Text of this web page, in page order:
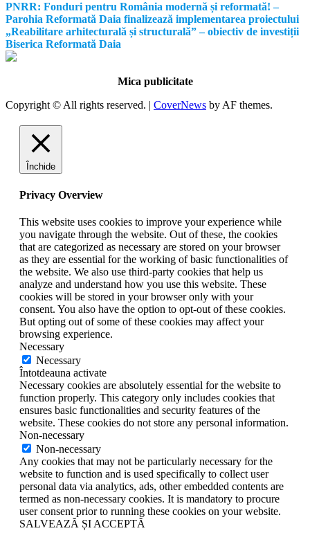
PNRR: Fonduri pentru România modernă și reformată! –
Parohia Reformată Daia finalizează implementarea proiectului
„Reabilitare arhitecturală și structurală” – obiectiv de investiții
Biserica Reformată Daia
Mica publicitate
Copyright © All rights reserved. | CoverNews by AF themes.
Închide
Privacy Overview
This website uses cookies to improve your experience while
you navigate through the website. Out of these, the cookies
that are categorized as necessary are stored on your browser
as they are essential for the working of basic functionalities of
the website. We also use third-party cookies that help us
analyze and understand how you use this website. These
cookies will be stored in your browser only with your
consent. You also have the option to opt-out of these cookies.
But opting out of some of these cookies may affect your
browsing experience.
Necessary
Necessary
Întotdeauna activate
Necessary cookies are absolutely essential for the website to
function properly. This category only includes cookies that
ensures basic functionalities and security features of the
website. These cookies do not store any personal information.
Non-necessary
Non-necessary
Any cookies that may not be particularly necessary for the
website to function and is used specifically to collect user
personal data via analytics, ads, other embedded contents are
termed as non-necessary cookies. It is mandatory to procure
user consent prior to running these cookies on your website.
SALVEAZĂ ȘI ACCEPTĂ